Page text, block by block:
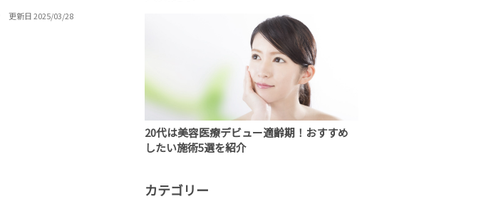
更新日 2025/03/28
20代は美容医療デビュー適齢期！おすすめ
したい施術5選を紹介
カテゴリー